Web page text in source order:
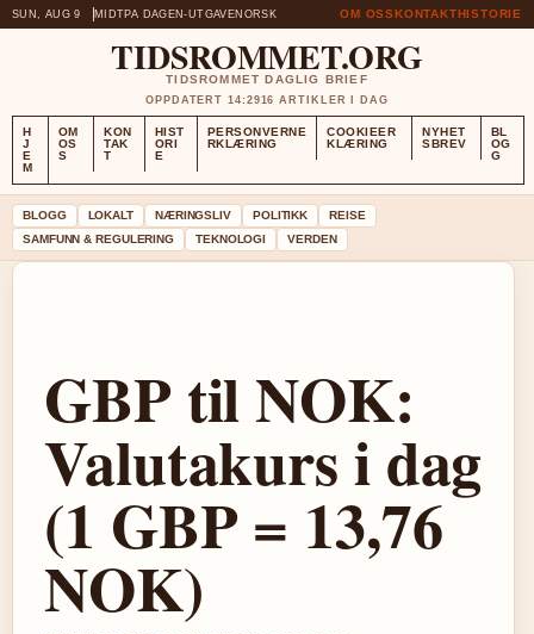
SUN, AUG 9 MIDTPA DAGEN-UTGAVENORSK OM OSSKONTAKTHISTORIE
TIDSROMMET.ORG
TIDSROMMET DAGLIG BRIEF
OPPDATERT 14:2916 ARTIKLER I DAG
H
J
E
M
OM
OS
S
KON
TAK
T
HIST
ORI
E
PERSONVERNE
RKLÆRING
COOKIEER
KLÆRING
NYHET
SBREV
BL
OG
G
BLOGG LOKALT NÆRINGSLIV POLITIKK
REISE
SAMFUNN & REGULERING
TEKNOLOGI VERDEN
GBP til NOK:
Valutakurs i dag
(1 GBP = 13,76
NOK)